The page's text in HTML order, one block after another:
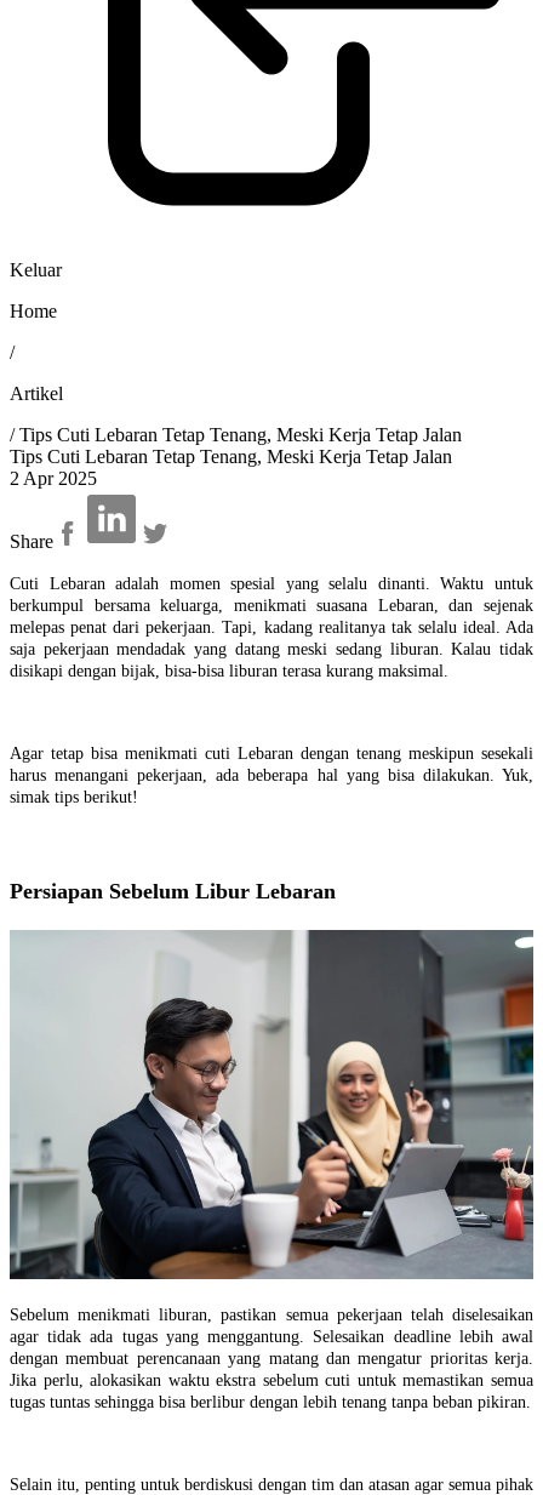
Keluar
Home
/
Artikel
/Tips Cuti Lebaran Tetap Tenang, Meski Kerja Tetap Jalan
Tips Cuti Lebaran Tetap Tenang, Meski Kerja Tetap Jalan
2 Apr 2025
Share
Cuti Lebaran adalah momen spesial yang selalu dinanti. Waktu untuk
berkumpul bersama keluarga, menikmati suasana Lebaran, dan sejenak
melepas penat dari pekerjaan. Tapi, kadang realitanya tak selalu ideal. Ada
saja pekerjaan mendadak yang datang meski sedang liburan. Kalau tidak
disikapi dengan bijak, bisa-bisa liburan terasa kurang maksimal.
Agar tetap bisa menikmati cuti Lebaran dengan tenang meskipun sesekali
harus menangani pekerjaan, ada beberapa hal yang bisa dilakukan. Yuk,
simak tips berikut!
Persiapan Sebelum Libur Lebaran
Sebelum menikmati liburan, pastikan semua pekerjaan telah diselesaikan
agar tidak ada tugas yang menggantung. Selesaikan deadline lebih awal
dengan membuat perencanaan yang matang dan mengatur prioritas kerja.
Jika perlu, alokasikan waktu ekstra sebelum cuti untuk memastikan semua
tugas tuntas sehingga bisa berlibur dengan lebih tenang tanpa beban pikiran.
Selain itu, penting untuk berdiskusi dengan tim dan atasan agar semua pihak